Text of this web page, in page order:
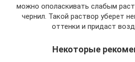
можно ополаскивать слабым
чернил. Такой раствор уберет
оттенки и придаст
Некоторые